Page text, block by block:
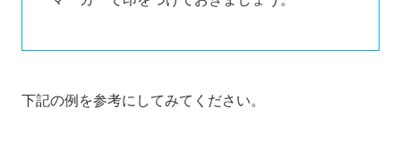
下記の例を参考にしてみてください。